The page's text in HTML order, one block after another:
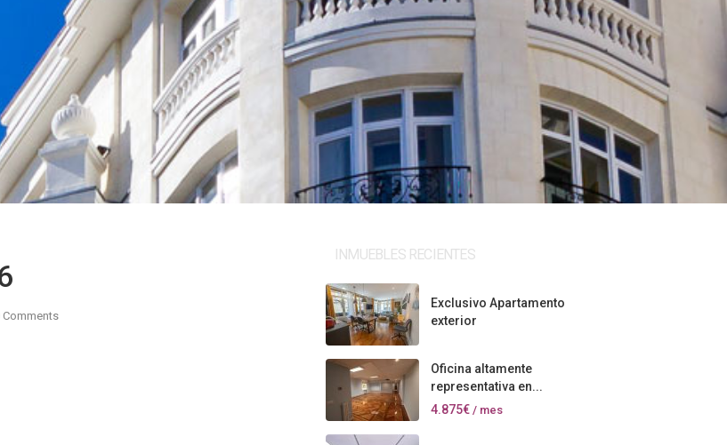
Comments
INMUEBLES RECIENTES
Exclusivo Apartamento
exterior
Oficina altamente
representativa en...
4.875€ / mes